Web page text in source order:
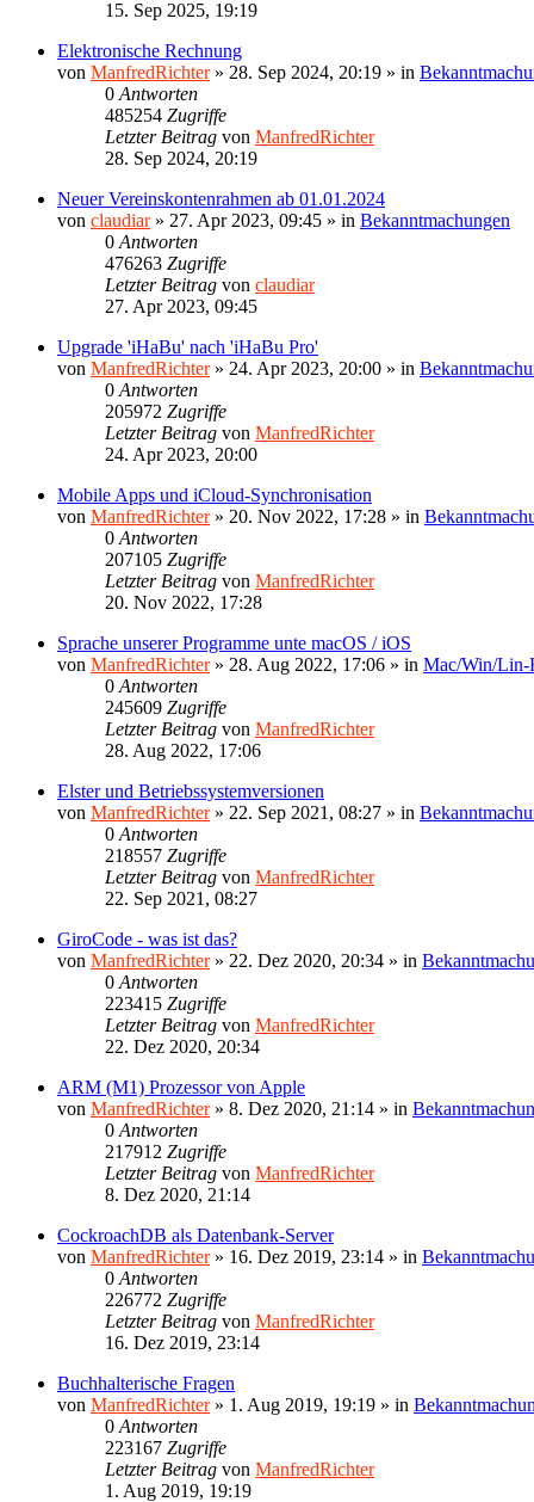
15. Sep 2025, 19:19
Elektronische Rechnung
von ManfredRichter» 28. Sep 2024, 20:19 » in
0 Antworten
485254 Zugriffe
Letzter Beitrag von ManfredRichter
28. Sep 2024, 20:19
Neuer Vereinskontenrahmen ab 01.01.2024
von claudiar» 27. Apr 2023, 09:45 » in Bekanntmachungen
0 Antworten
476263 Zugriffe
Letzter Beitrag von claudiar
27. Apr 2023, 09:45
Upgrade 'iHaBu' nach 'iHaBu Pro'
von ManfredRichter» 24. Apr 2023, 20:00 » in
0 Antworten
205972 Zugriffe
Letzter Beitrag von ManfredRichter
24. Apr 2023, 20:00
Mobile Apps und iCloud-Synchronisation
von ManfredRichter» 20. Nov 2022, 17:28 » in
0 Antworten
207105 Zugriffe
Letzter Beitrag von ManfredRichter
20. Nov 2022, 17:28
Sprache unserer Programme unte macOS / iOS
von ManfredRichter» 28. Aug 2022, 17:06 » in Mac/Win/Lin-
0 Antworten
245609 Zugriffe
Letzter Beitrag von ManfredRichter
28. Aug 2022, 17:06
Elster und Betriebssystemversionen
von ManfredRichter» 22. Sep 2021, 08:27 » in
0 Antworten
218557 Zugriffe
Letzter Beitrag von ManfredRichter
22. Sep 2021, 08:27
GiroCode - was ist das?
von ManfredRichter» 22. Dez 2020, 20:34 » in
0 Antworten
223415 Zugriffe
Letzter Beitrag von ManfredRichter
22. Dez 2020, 20:34
ARM (M1) Prozessor von Apple
von ManfredRichter» 8. Dez 2020, 21:14 » in
0 Antworten
217912 Zugriffe
Letzter Beitrag von ManfredRichter
8. Dez 2020, 21:14
CockroachDB als Datenbank-Server
von ManfredRichter» 16. Dez 2019, 23:14 » in
0 Antworten
226772 Zugriffe
Letzter Beitrag von ManfredRichter
16. Dez 2019, 23:14
Buchhalterische Fragen
von ManfredRichter» 1. Aug 2019, 19:19 » in
0 Antworten
223167 Zugriffe
Letzter Beitrag von ManfredRichter
1. Aug 2019, 19:19